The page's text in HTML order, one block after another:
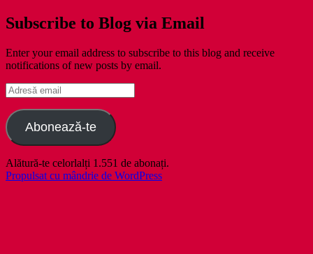
Subscribe to Blog via Email
Enter your email address to subscribe to this blog and receive
notifications of new posts by email.
Adresă
email
Abonează-te
Alătură-te celorlalți 1.551 de abonați.
Propulsat cu mândrie de WordPress